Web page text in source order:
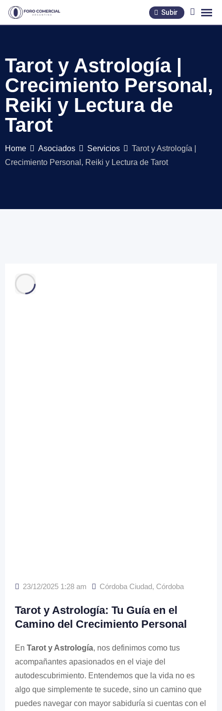
Skip
Subir
Tarot y Astrología |
Crecimiento Personal,
Reiki y Lectura de
Tarot
Home Asociados Servicios
Tarot y Astrología |
Crecimiento Personal, Reiki y Lectura de Tarot
23/12/2025 1:28 am Córdoba Ciudad, Córdoba
Tarot y Astrología: Tu Guía en el
Camino del Crecimiento Personal
En Tarot y Astrología, nos definimos como tus
acompañantes apasionados en el viaje del
autodescubrimiento. Entendemos que la vida no es
algo que simplemente te sucede, sino un camino que
puedes navegar con mayor sabiduría si cuentas con el